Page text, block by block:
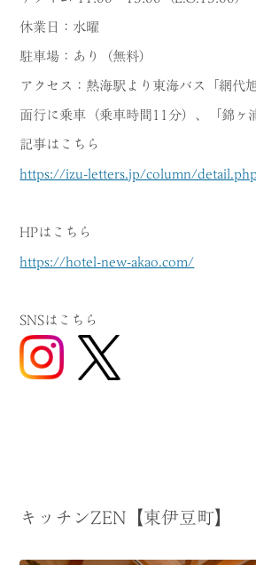
休業日：水曜
駐車場：あり（無料）
アクセス：熱海駅より東海バス「網代
面行に乗車（乗車時間11分）、「錦ヶ
記事はこちら
https://izu-letters.jp/column/
HPはこちら
https://hotel-new-akao.com/
SNSはこちら
キッチンZEN【東伊豆町】